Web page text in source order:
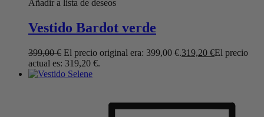
Añadir a lista de deseos
Vestido Bardot verde
399,00€ El precio original era: 399,00 €.319,20 €El precio
actual es: 319,20 €.